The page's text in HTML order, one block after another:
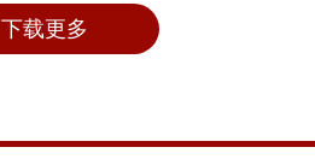
下载更多